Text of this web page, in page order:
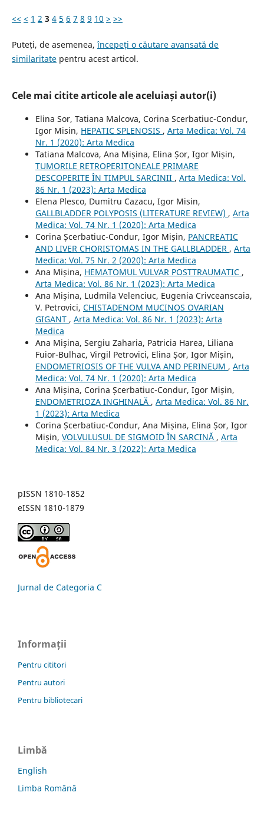
<< < 1 2 3 4 5 6 7 8 9 10 > >>
Puteți, de asemenea,începeți o căutare avansată de
similaritatepentru acest articol.
Cele mai citite articole ale aceluiași autor(i)
Elina Sor, Tatiana Malcova, Corina Scerbatiuc-Condur,
Igor Misin, HEPATIC SPLENOSIS , Arta Medica: Vol. 74
Nr. 1 (2020): Arta Medica
Tatiana Malcova, Ana Mișina, Elina Șor, Igor Mișin,
TUMORILE RETROPERITONEALE PRIMARE
DESCOPERITE ÎN TIMPUL SARCINII , Arta Medica: Vol.
86 Nr. 1 (2023): Arta Medica
Elena Plesco, Dumitru Cazacu, Igor Misin,
GALLBLADDER POLYPOSIS (LITERATURE REVIEW) , Arta
Medica: Vol. 74 Nr. 1 (2020): Arta Medica
Corina Șcerbatiuc-Condur, Igor Mișin, PANCREATIC
AND LIVER CHORISTOMAS IN THE GALLBLADDER , Arta
Medica: Vol. 75 Nr. 2 (2020): Arta Medica
Ana Mișina, HEMATOMUL VULVAR POSTTRAUMATIC ,
Arta Medica: Vol. 86 Nr. 1 (2023): Arta Medica
Ana Mişina, Ludmila Velenciuc, Eugenia Crivceanscaia,
V. Petrovici, CHISTADENOM MUCINOS OVARIAN
GIGANT , Arta Medica: Vol. 86 Nr. 1 (2023): Arta
Medica
Ana Mişina, Sergiu Zaharia, Patricia Harea, Liliana
Fuior-Bulhac, Virgil Petrovici, Elina Șor, Igor Mișin,
ENDOMETRIOSIS OF THE VULVA AND PERINEUM , Arta
Medica: Vol. 74 Nr. 1 (2020): Arta Medica
Ana Mișina, Corina Șcerbatiuc-Condur, Igor Mișin,
ENDOMETRIOZA INGHINALĂ , Arta Medica: Vol. 86 Nr.
1 (2023): Arta Medica
Corina Șcerbatiuc-Condur, Ana Mișina, Elina Șor, Igor
Mișin, VOLVULUSUL DE SIGMOID ÎN SARCINĂ , Arta
Medica: Vol. 84 Nr. 3 (2022): Arta Medica
pISSN 1810-1852
eISSN 1810-1879
Jurnal de Categoria C
Informații
Pentru cititori
Pentru autori
Pentru bibliotecari
Limbă
English
Limba Română